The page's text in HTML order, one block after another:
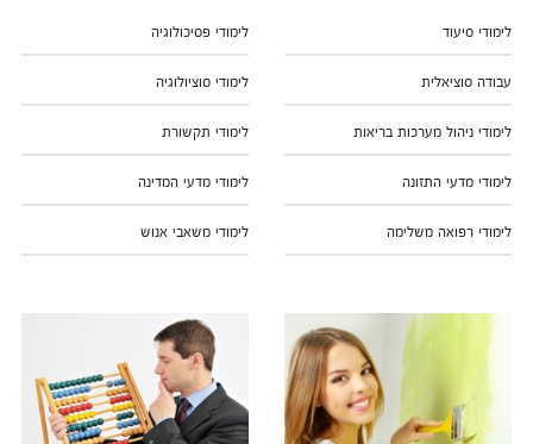
לימודי סיעוד
עבודה סוציאלית
לימודי ניהול מערכות בריאות
לימודי מדעי התזונה
לימודי רפואה משלימה
לימודי פסיכולוגיה
לימודי סוציולוגיה
לימודי תקשורת
לימודי מדעי המדינה
לימודי משאבי אנוש